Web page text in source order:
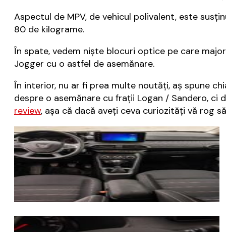
Aspectul de MPV, de vehicul polivalent, este
80 de kilograme.
În spate, vedem niște blocuri optice pe care
Jogger cu o astfel de asemănare.
În interior, nu ar fi prea multe noutăți, aș spune
despre o asemănare cu frații Logan / Sandero,
review, așa că dacă aveți ceva curiozități vă rog